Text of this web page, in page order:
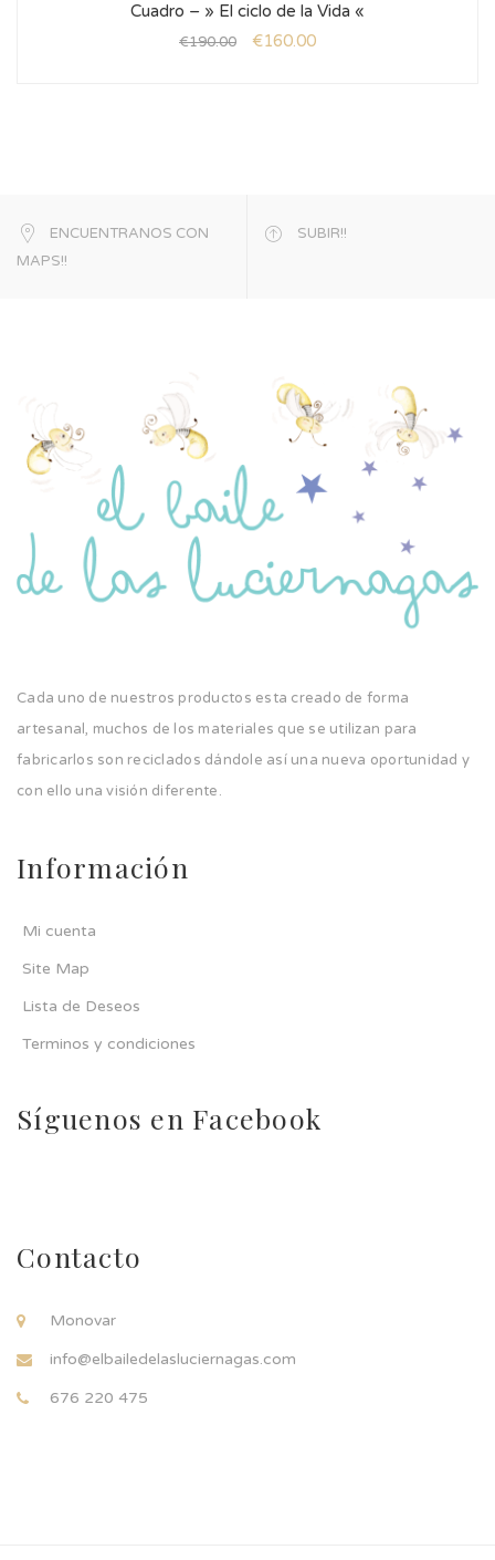
Cuadro – » El ciclo de la Vida «
€190.00 €160.00
ENCUENTRANOS CON
MAPS!!
SUBIR!!
Cada uno de nuestros productos esta creado de forma
artesanal, muchos de los materiales que se utilizan para
fabricarlos son reciclados dándole así una nueva oportunidad y
con ello una visión diferente.
Información
Mi cuenta
Site Map
Lista de Deseos
Terminos y condiciones
Síguenos en Facebook
Contacto
Monovar
info@elbailedelasluciernagas.com
676 220 475